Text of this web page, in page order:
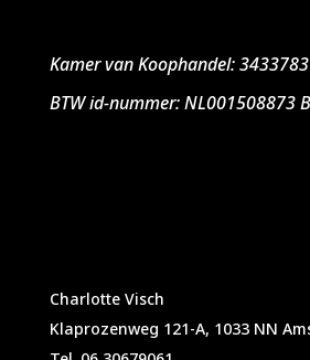
Kamer van Koophandel:
BTW id-nummer: NL001508873
Charlotte Visch
Klaprozenweg 121-A, 1033 NN